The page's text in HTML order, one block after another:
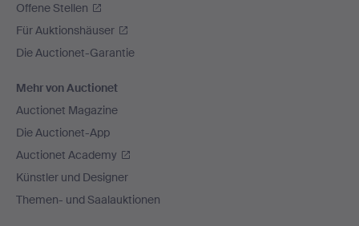
Offene Stellen
Für Auktionshäuser
Die Auctionet-Garantie
Mehr von Auctionet
Auctionet Magazine
Die Auctionet-App
Auctionet Academy
Künstler und Designer
Themen- und Saalauktionen